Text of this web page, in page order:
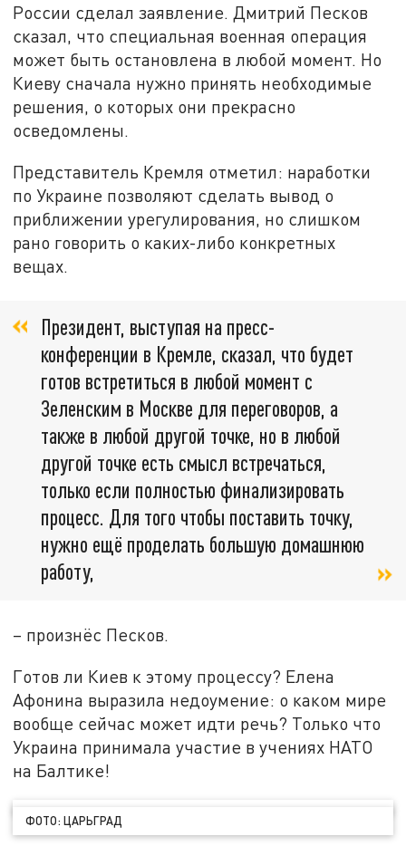
России сделал заявление. Дмитрий Песков
сказал, что специальная военная операция
может быть остановлена в любой момент. Но
Киеву сначала нужно принять необходимые
решения, о которых они прекрасно
осведомлены.
Представитель Кремля отметил: наработки
по Украине позволяют сделать вывод о
приближении урегулирования, но слишком
рано говорить о каких-либо конкретных
вещах.
Президент, выступая на пресс-
конференции в Кремле, сказал, что будет
готов встретиться в любой момент с
Зеленским в Москве для переговоров, а
также в любой другой точке, но в любой
другой точке есть смысл встречаться,
только если полностью финализировать
процесс. Для того чтобы поставить точку,
нужно ещё проделать большую домашнюю
работу,
– произнёс Песков.
Готов ли Киев к этому процессу? Елена
Афонина выразила недоумение: о каком мире
вообще сейчас может идти речь? Только что
Украина принимала участие в учениях НАТО
на Балтике!
ФОТО: ЦАРЬГРАД